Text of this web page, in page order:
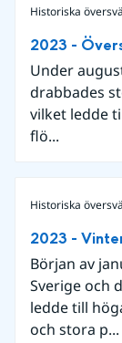
Historiska
2023 -
Under
drabbades
vilket ledde
flö...
Historiska
2023 -
Början av
Sverige och
ledde till
och stora p...